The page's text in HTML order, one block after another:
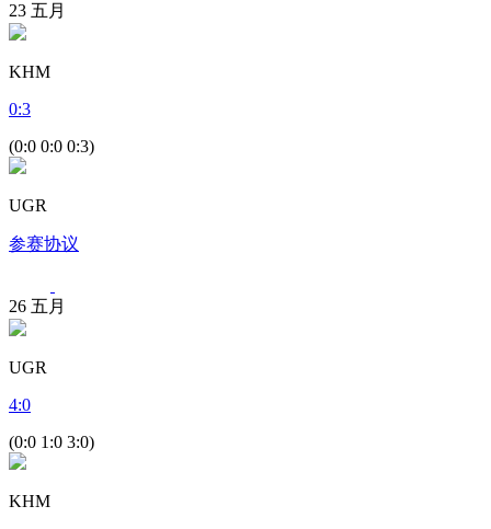
23 五月
KHM
0:3
(0:0 0:0 0:3)
UGR
参赛协议
26 五月
UGR
4:0
(0:0 1:0 3:0)
KHM